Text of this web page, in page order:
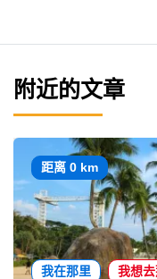
附近的文章
距离 0 km
我在那里 我想